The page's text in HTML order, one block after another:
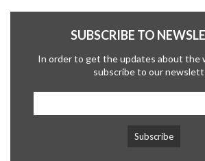
SUBSCRIBE TO
In order to get the updates about the
subscribe to our